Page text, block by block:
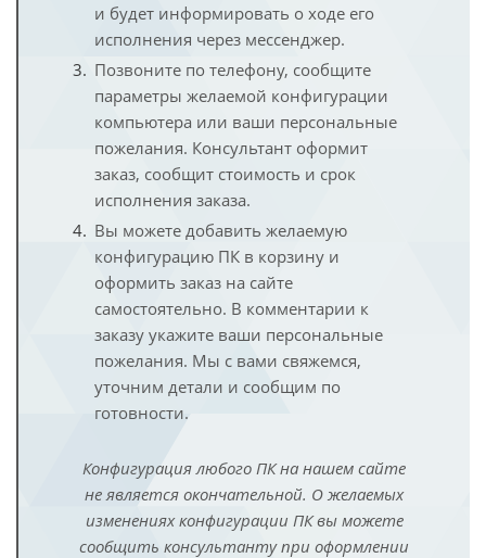
и будет информировать о ходе его
исполнения через мессенджер.
Позвоните по телефону, сообщите
параметры желаемой конфигурации
компьютера или ваши персональные
пожелания. Консультант оформит
заказ, сообщит стоимость и срок
исполнения заказа.
Вы можете добавить желаемую
конфигурацию ПК в корзину и
оформить заказ на сайте
самостоятельно. В комментарии к
заказу укажите ваши персональные
пожелания. Мы с вами свяжемся,
уточним детали и сообщим по
готовности.
Конфигурация любого ПК на нашем сайте
не является окончательной. О желаемых
изменениях конфигурации ПК вы можете
сообщить консультанту при оформлении